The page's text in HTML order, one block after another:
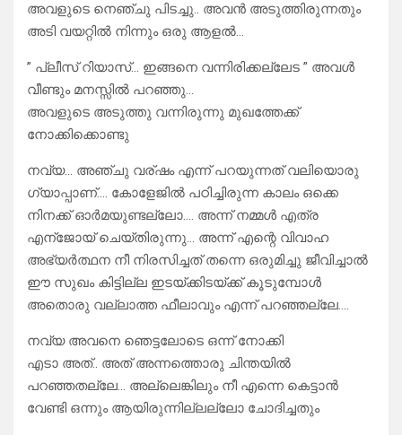
അവളുടെ നെഞ്ചു പിടച്ചു.. അവൻ അടുത്തിരുന്നതും
അടി വയറ്റിൽ നിന്നും ഒരു ആളൽ…
” പ്ലീസ് റിയാസ്… ഇങ്ങനെ വന്നിരിക്കല്ലേട ” അവൾ
വീണ്ടും മനസ്സിൽ പറഞ്ഞു…
അവളുടെ അടുത്തു വന്നിരുന്നു മുഖത്തേക്ക്
നോക്കിക്കൊണ്ടു
നവ്യ… അഞ്ചു വര്ഷം എന്ന് പറയുന്നത് വലിയൊരു
ഗ്യാപ്പാണ്…. കോളേജിൽ പഠിച്ചിരുന്ന കാലം ഒക്കെ
നിനക്ക് ഓർമയുണ്ടല്ലോ…. അന്ന് നമ്മൾ എത്ര
എന്ജോയ് ചെയ്തിരുന്നു… അന്ന് എന്റെ വിവാഹ
അഭ്യർത്ഥന നീ നിരസിച്ചത് തന്നെ ഒരുമിച്ചു ജീവിച്ചാൽ
ഈ സുഖം കിട്ടില്ല ഇടയ്ക്കിടയ്ക്ക് കൂടുമ്പോൾ
അതൊരു വല്ലാത്ത ഫീലാവും എന്ന് പറഞ്ഞല്ലേ….
നവ്യ അവനെ ഞെട്ടലോടെ ഒന്ന് നോക്കി
എടാ അത്.. അത് അന്നത്തൊരു ചിന്തയിൽ
പറഞ്ഞതല്ലേ… അല്ലെങ്കിലും നീ എന്നെ കെട്ടാൻ
വേണ്ടി ഒന്നും ആയിരുന്നില്ലല്ലോ ചോദിച്ചതും